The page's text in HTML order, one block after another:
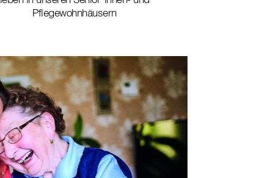
Pflegewohnhäusern